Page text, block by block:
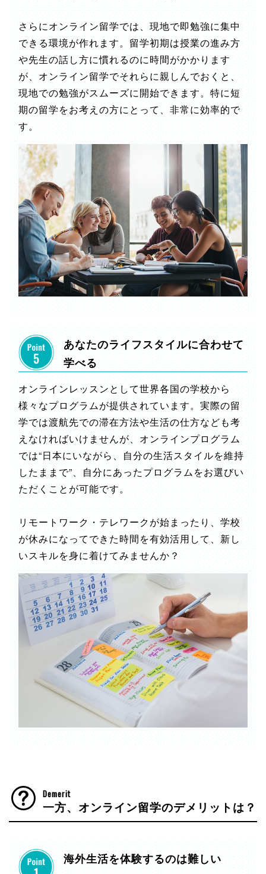
さらにオンライン留学では、現地で即勉強に集中
できる環境が作れます。留学初期は授業の進み方
や先生の話し方に慣れるのに時間がかかります
が、オンライン留学でそれらに親しんでおくと、
現地での勉強がスムーズに開始できます。特に短
期の留学をお考えの方にとって、非常に効率的で
す。
あなたのライフスタイルに合わせて
学べる
オンラインレッスンとして世界各国の学校から
様々なプログラムが提供されています。実際の留
学では渡航先での滞在方法や生活の仕方なども考
えなければいけませんが、オンラインプログラム
では“日本にいながら、自分の生活スタイルを維持
したままで”、自分にあったプログラムをお選びい
ただくことが可能です。
リモートワーク・テレワークが始まったり、学校
が休みになってできた時間を有効活用して、新し
いスキルを身に着けてみませんか？
Demerit
一方、オンライン留学のデメリットは？
海外生活を体験するのは難しい